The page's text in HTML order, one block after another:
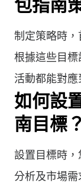
包指南
制定策略時
根據這些目
活動都能對應
如何設
南目標？
設置目標時
分析及市場